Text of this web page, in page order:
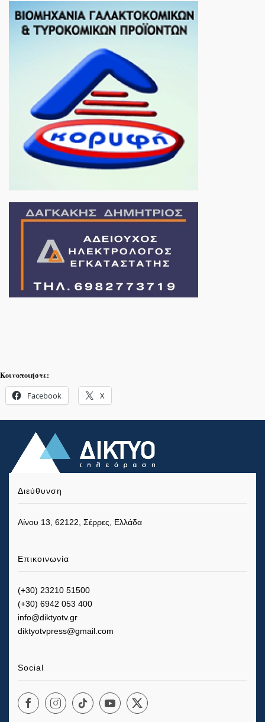
Κοινοποιήστε:
Facebook X
Διεύθυνση
Αίνου 13, 62122, Σέρρες, Ελλάδα
Επικοινωνία
(+30) 23210 51500
(+30) 6942 053 400
info@diktyotv.gr
diktyotvpress@gmail.com
Social